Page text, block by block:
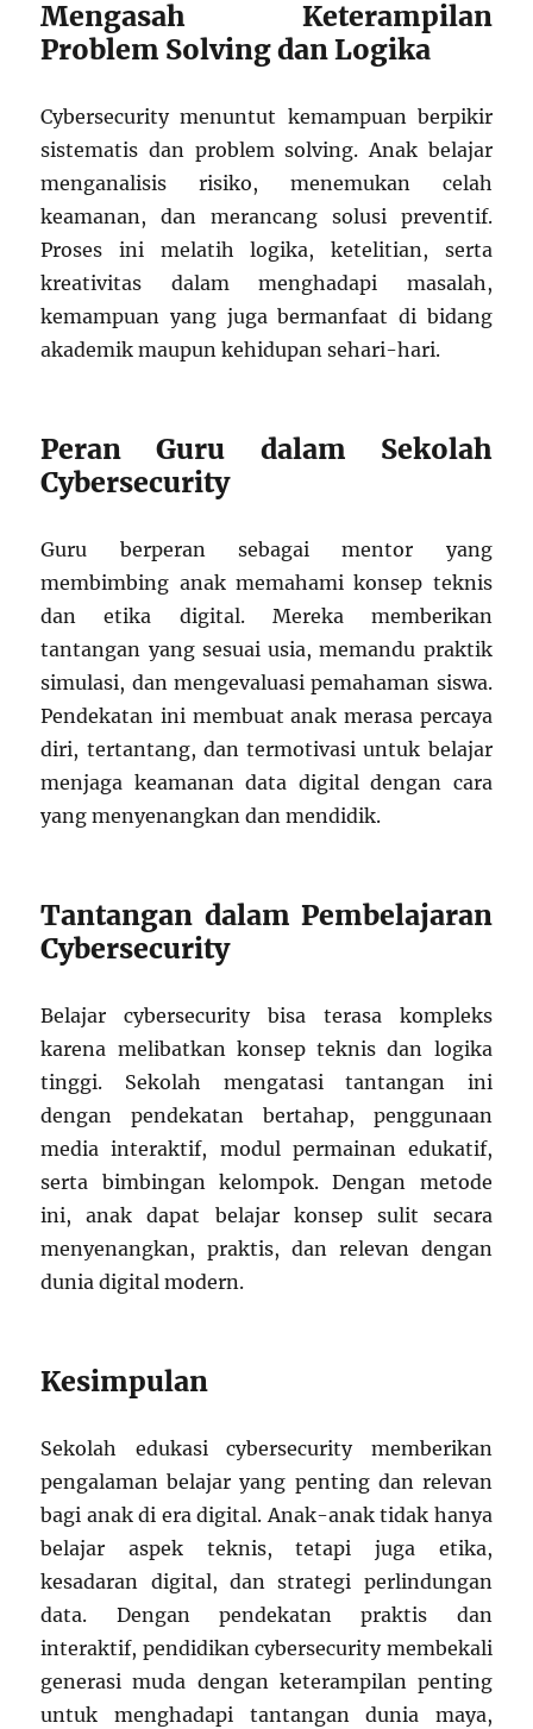
Mengasah Keterampilan
Problem Solving dan Logika
Cybersecurity menuntut kemampuan berpikir
sistematis dan problem solving. Anak belajar
menganalisis risiko, menemukan celah
keamanan, dan merancang solusi preventif.
Proses ini melatih logika, ketelitian, serta
kreativitas dalam menghadapi masalah,
kemampuan yang juga bermanfaat di bidang
akademik maupun kehidupan sehari-hari.
Peran Guru dalam Sekolah
Cybersecurity
Guru berperan sebagai mentor yang
membimbing anak memahami konsep teknis
dan etika digital. Mereka memberikan
tantangan yang sesuai usia, memandu praktik
simulasi, dan mengevaluasi pemahaman siswa.
Pendekatan ini membuat anak merasa percaya
diri, tertantang, dan termotivasi untuk belajar
menjaga keamanan data digital dengan cara
yang menyenangkan dan mendidik.
Tantangan dalam Pembelajaran
Cybersecurity
Belajar cybersecurity bisa terasa kompleks
karena melibatkan konsep teknis dan logika
tinggi. Sekolah mengatasi tantangan ini
dengan pendekatan bertahap, penggunaan
media interaktif, modul permainan edukatif,
serta bimbingan kelompok. Dengan metode
ini, anak dapat belajar konsep sulit secara
menyenangkan, praktis, dan relevan dengan
dunia digital modern.
Kesimpulan
Sekolah edukasi cybersecurity memberikan
pengalaman belajar yang penting dan relevan
bagi anak di era digital. Anak-anak tidak hanya
belajar aspek teknis, tetapi juga etika,
kesadaran digital, dan strategi perlindungan
data. Dengan pendekatan praktis dan
interaktif, pendidikan cybersecurity membekali
generasi muda dengan keterampilan penting
untuk menghadapi tantangan dunia maya,